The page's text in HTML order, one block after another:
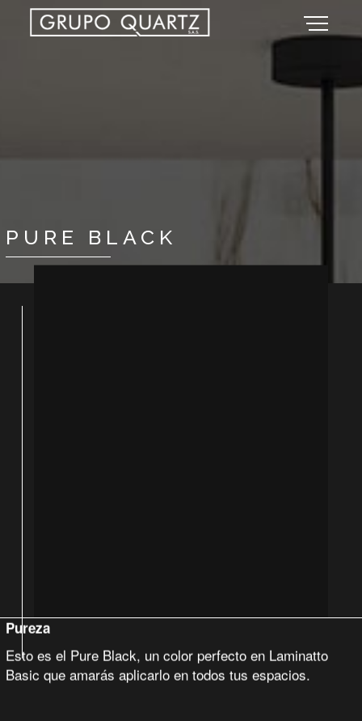
PURE BLACK
Pureza
Esto es el Pure Black, un color perfecto en Laminatto
Basic que amarás aplicarlo en todos tus espacios.